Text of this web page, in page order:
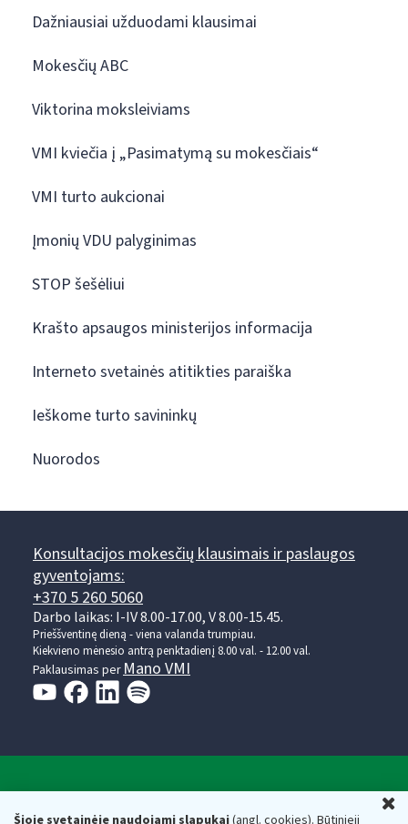
Šioje svetainėje naudojami slapukai(angl. cookies). Būtinieji
Dažniausiai užduodami klausimai
Mokesčių ABC
Viktorina moksleiviams
VMI kviečia į „Pasimatymą su mokesčiais“
VMI turto aukcionai
Įmonių VDU palyginimas
STOP šešėliui
Krašto apsaugos ministerijos informacija
Interneto svetainės atitikties paraiška
Ieškome turto savininkų
Nuorodos
Konsultacijos mokesčių klausimais ir paslaugos
gyventojams:
+370 5 260 5060
Darbo laikas: I-IV 8.00-17.00, V 8.00-15.45.
Prieššventinę dieną - viena valanda trumpiau.
Kiekvieno mėnesio antrą penktadienį 8.00 val. - 12.00 val.
Paklausimas per Mano VMI